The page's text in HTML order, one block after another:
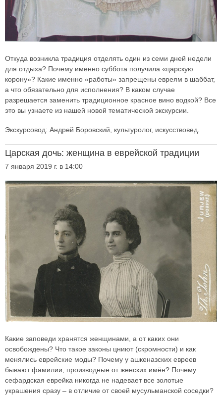
Откуда возникла традиция отделять один из семи дней недели
для отдыха? Почему именно суббота получила «царскую
корону»? Какие именно «работы» запрещены евреям в шаббат,
а что обязательно для исполнения? В каком случае
разрешается заменить традиционное красное вино водкой? Все
это вы узнаете из нашей новой тематической экскурсии.
Экскурсовод: Андрей Боровский, культуролог, искусствовед.
Царская дочь: женщина в еврейской традиции
7 января 2019 г. в 14:00
Какие заповеди хранятся женщинами, а от каких они
освобождены? Что такое законы цниют (скромности) и как
менялись еврейские моды? Почему у ашкеназских евреев
бывают фамилии, производные от женских имён? Почему
сефардская еврейка никогда не надевает все золотые
украшения сразу – в отличие от своей мусульманской соседки?